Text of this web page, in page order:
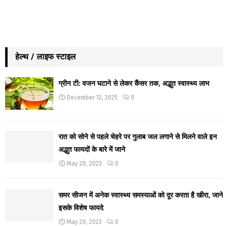
हेल्थ / लाइफ स्टाइल
ग्रीन टी: वजन घटाने से लेकर कैंसर तक, अद्भुत स्वास्थ्य लाभ
December 12, 2025 0
रात को सोने से पहले चेहरे पर गुलाब जल लगाने से मिलने वाले इन
अद्भुत फायदों के बारे में जाने
May 20, 2023 0
समर सीजन में अनेक स्वास्थ्य समस्याओं को दूर करता है खीरा, जाने
इसके विशेष फायदे
May 20, 2023 0